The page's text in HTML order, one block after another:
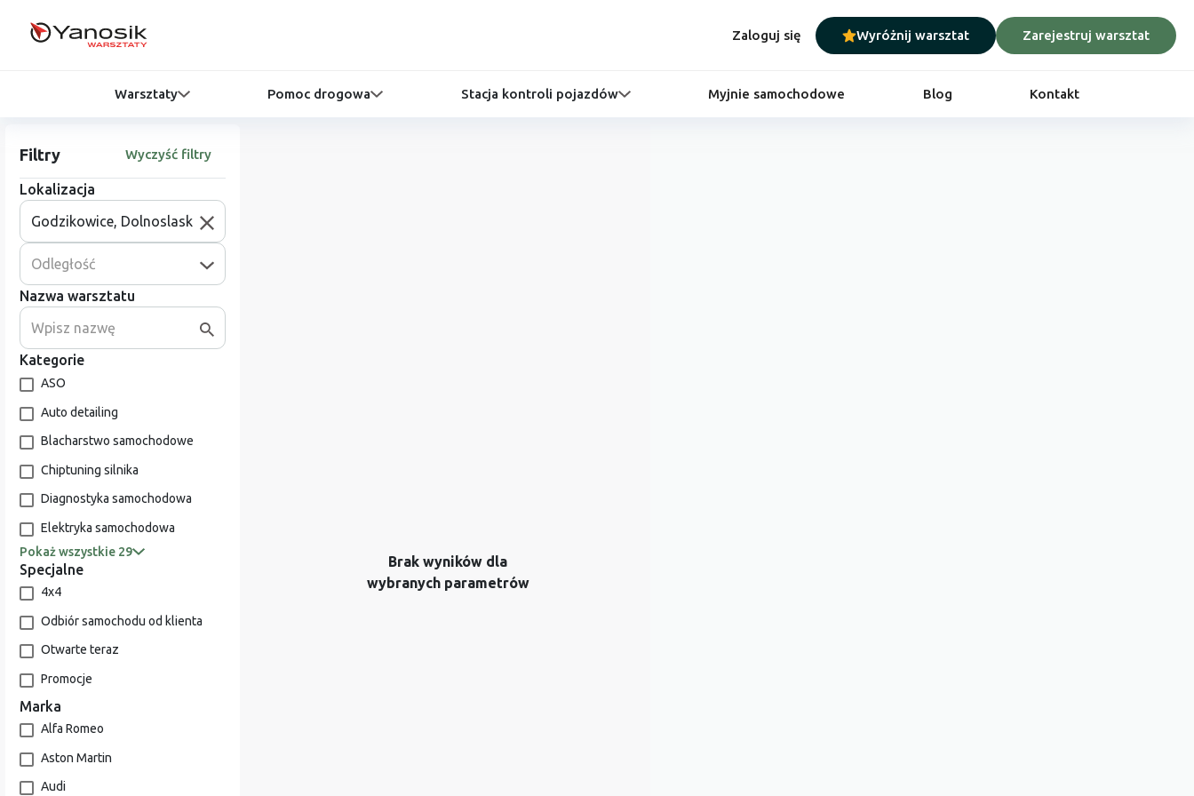
Zaloguj się Wyróżnij warsztat Zarejestruj warsztat
Warsztaty Pomoc drogowa Stacja kontroli pojazdów Myjnie samochodowe Blog Kontakt
Filtry Wyczyść filtry
Lokalizacja
Odległość
Nazwa warsztatu
Kategorie
ASO
Auto detailing
Blacharstwo samochodowe
Chiptuning silnika
Diagnostyka samochodowa
Elektryka samochodowa
Pokaż wszystkie 29
Specjalne
4x4
Odbiór samochodu od klienta
Otwarte teraz
Promocje
Marka
Alfa Romeo
Aston Martin
Audi
Brak wyników dla
wybranych parametrów